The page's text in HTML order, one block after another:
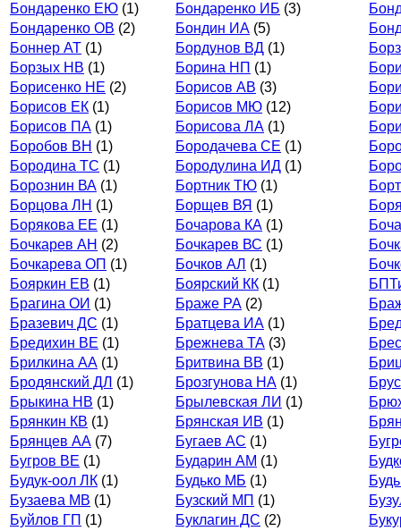
Бондаренко ЕЮ (1) Бондаренко ИБ (3)
Бондаренко ОВ (2) Бондин ИА (5)
Боннер АТ (1) Бордунов ВД (1)
Борзых НВ (1) Борина НП (1)
Борисенко НЕ (2) Борисов АВ (3)
Борисов ЕК (1) Борисов МЮ (12)
Борисов ПА (1) Борисова ЛА (1)
Боробов ВН (1) Бородачева СЕ (1)
Бородина ТС (1) Бородулина ИД (1)
Борознин ВА (1) Бортник ТЮ (1)
Борцова ЛН (1) Борщев ВЯ (1)
Борякова ЕЕ (1) Бочарова КА (1)
Бочкарев АН (2) Бочкарев ВС (1)
Бочкарева ОП (1) Бочков АЛ (1)
Бояркин ЕВ (1) Боярский КК (1)
Брагина ОИ (1) Браже РА (2)
Бразевич ДС (1) Братцева ИА (1)
Бредихин ВЕ (1) Брежнева ТА (3)
Брилкина АА (1) Бритвина ВВ (1)
Бродянский ДЛ (1) Брозгунова НА (1)
Брыкина НВ (1) Брылевская ЛИ (1)
Брянкин КВ (1) Брянская ИВ (1)
Брянцев АА (7) Бугаев АС (1)
Бугров ВЕ (1) Бударин АМ (1)
Будук-оол ЛК (1) Будько МБ (1)
Бузаева МВ (1) Бузский МП (1)
Буйлов ГП (1) Буклагин ДС (2)